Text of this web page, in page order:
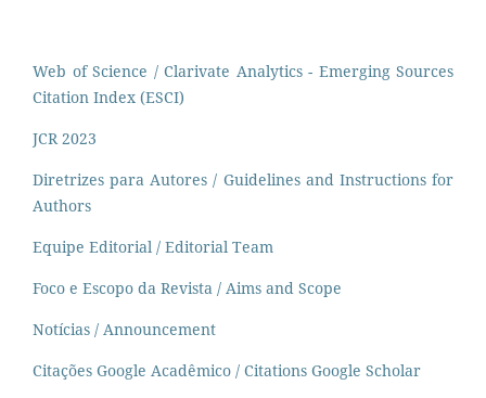
Web of Science / Clarivate Analytics - Emerging Sources
Citation Index (ESCI)
JCR 2023
Diretrizes para Autores / Guidelines and Instructions for
Authors
Equipe Editorial / Editorial Team
Foco e Escopo da Revista / Aims and Scope
Notícias / Announcement
Citações Google Acadêmico / Citations Google Scholar